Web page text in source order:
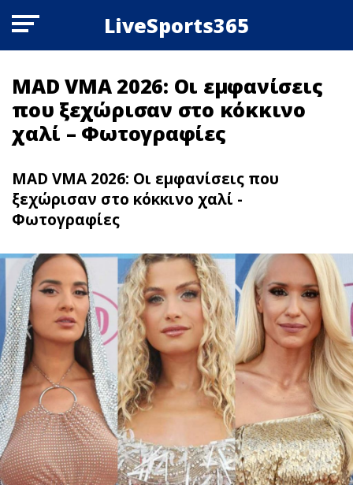
LiveSports365
MAD VMA 2026: Οι εμφανίσεις
που ξεχώρισαν στο κόκκινο
χαλί – Φωτογραφίες
MAD VMA 2026: Οι εμφανίσεις που
ξεχώρισαν στο κόκκινο χαλί -
Φωτογραφίες